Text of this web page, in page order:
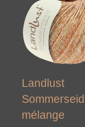
Landlust
mélange